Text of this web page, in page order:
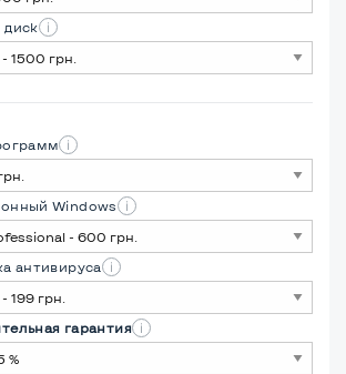
Windows
антивируса
гарантия